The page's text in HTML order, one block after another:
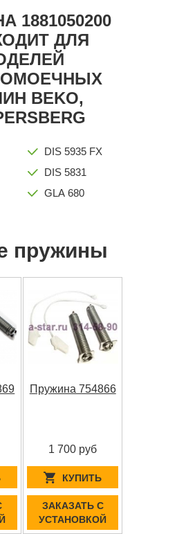
1881050200
ДЛЯ
BEKO,
DIS 5935 FX
DIS 5831
GLA 680
пружины
Пружина 754866
1 700 руб
КУПИТЬ
ЗАКАЗАТЬ С
УСТАНОВКОЙ